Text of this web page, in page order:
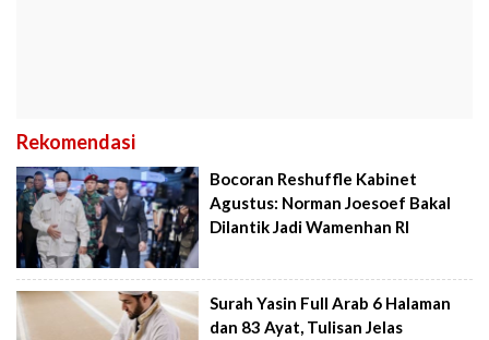
Rekomendasi
Bocoran Reshuffle Kabinet
Agustus: Norman Joesoef Bakal
Dilantik Jadi Wamenhan RI
Surah Yasin Full Arab 6 Halaman
dan 83 Ayat, Tulisan Jelas